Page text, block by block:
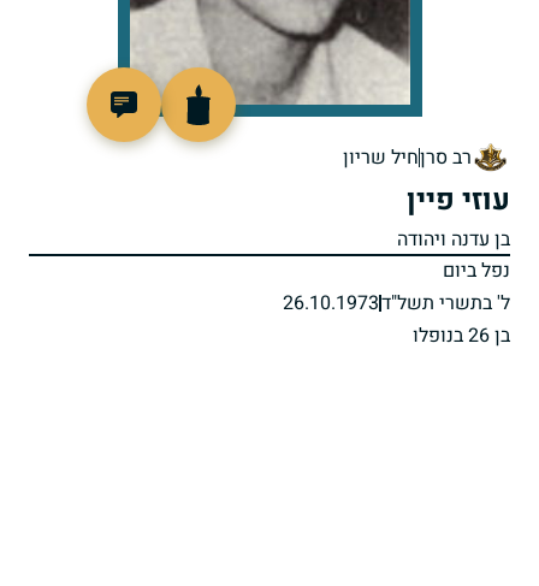
רב סרןחיל שריון
עוזי פיין
בן עדנה ויהודה
נפל ביום
ל' בתשרי תשל"ד26.10.1973
בן 26 בנופלו